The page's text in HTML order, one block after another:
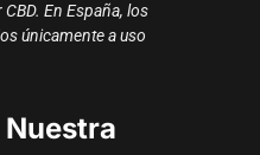
En España, los
únicamente a uso